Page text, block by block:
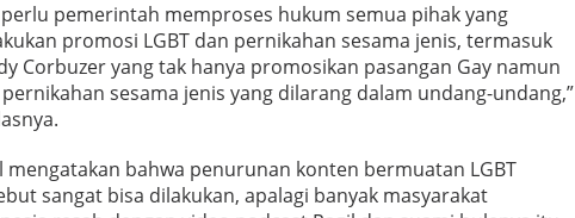
C
o
r
b
u
z
e
r
perlu pemerintah memproses hukum semua pihak yang
promosi LGBT dan pernikahan sesama jenis, termasuk
Corbuzer yang tak hanya promosikan pasangan Gay namun
sesama jenis yang dilarang dalam undang-undang,”
mengatakan bahwa penurunan konten bermuatan LGBT
sangat bisa dilakukan, apalagi banyak masyarakat